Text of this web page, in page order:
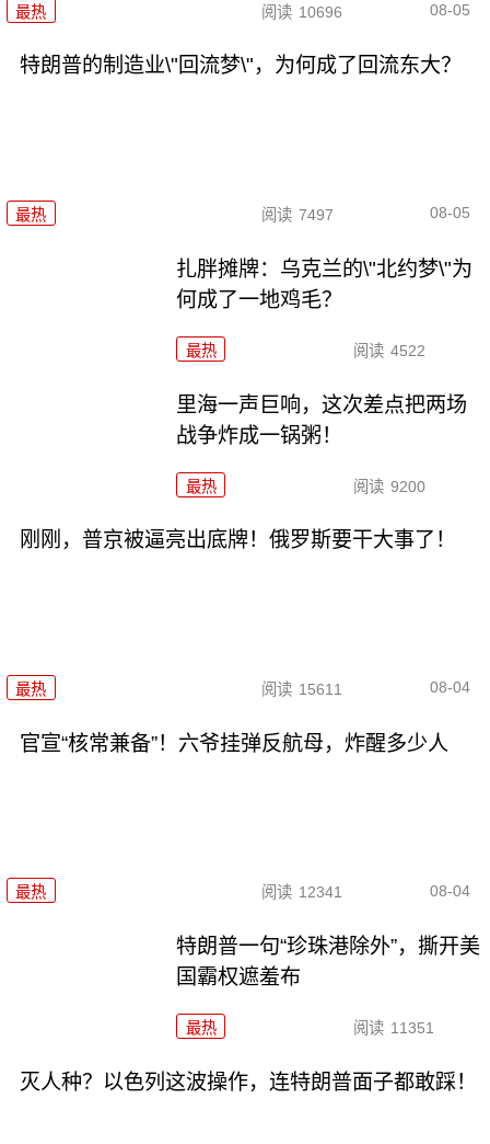
最热 阅读 10696 08-05
特朗普的制造业\"回流梦\"，为何成了回流东大？
最热 阅读 7497 08-05
扎胖摊牌：乌克兰的\"北约梦\"为
何成了一地鸡毛？
最热 阅读 4522
里海一声巨响，这次差点把两场
战争炸成一锅粥！
最热 阅读 9200
刚刚，普京被逼亮出底牌！俄罗斯要干大事了！
最热 阅读 15611 08-04
官宣“核常兼备”！六爷挂弹反航母，炸醒多少人
最热 阅读 12341 08-04
特朗普一句“珍珠港除外”，撕开美
国霸权遮羞布
最热 阅读 11351
灭人种？以色列这波操作，连特朗普面子都敢踩！